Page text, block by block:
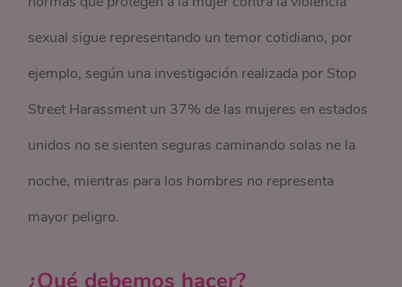
sexual sigue representando un temor cotidiano, por
ejemplo, según una investigación realizada por Stop
Street Harassment un 37% de las mujeres en estados
unidos no se sienten seguras caminando solas ne la
noche, mientras para los hombres no representa
mayor peligro.
¿Qué debemos hacer?